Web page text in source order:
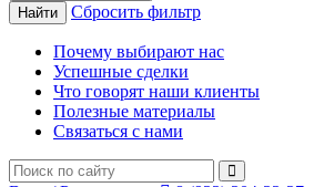
Сбросить фильтр
Почему выбирают нас
Успешные сделки
Что говорят наши клиенты
Полезные материалы
Связаться с нами